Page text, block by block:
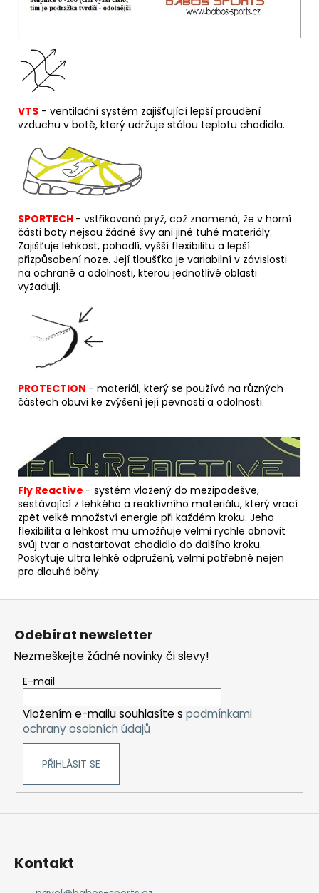
VTS - ventilační systém zajišťující lepší proudění
vzduchu v botě, který udržuje stálou teplotu chodidla.
SPORTECH - vstřikovaná pryž, což znamená, že v horní
části boty nejsou žádné švy ani jiné tuhé materiály.
Zajišťuje lehkost, pohodlí, vyšší flexibilitu a lepší
přizpůsobení noze. Její tloušťka je variabilní v závislosti
na ochraně a odolnosti, kterou jednotlivé oblasti
vyžadují.
PROTECTION - materiál, který se používá na různých
částech obuvi ke zvýšení její pevnosti a odolnosti.
Fly Reactive - systém vložený do mezipodešve,
sestávající z lehkého a reaktivního materiálu, který vrací
zpět velké množství energie při každém kroku. Jeho
flexibilita a lehkost mu umožňuje velmi rychle obnovit
svůj tvar a nastartovat chodidlo do dalšího kroku.
Poskytuje ultra lehké odpružení, velmi potřebné nejen
pro dlouhé běhy.
Z
Odebírat newsletter
Nezmeškejte žádné novinky či slevy!
E-mail
Vložením e-mailu souhlasíte s podmínkami
ochrany osobních údajů
PŘIHLÁSIT SE
Kontakt